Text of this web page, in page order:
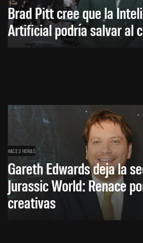
Brad Pitt cree que la
Artificial podría salvar al
HACE 3 HORAS
Gareth Edwards deja la
Jurassic World: Renace
creativas